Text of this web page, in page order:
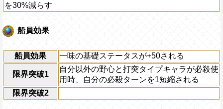
を30%減らす
船員効果
船員効果 一味の基礎ステータスが+50される
限界突破1
自分以外の野心と打突タイプキャラが必殺使
用時、自分の必殺ターンを1短縮される
限界突破2